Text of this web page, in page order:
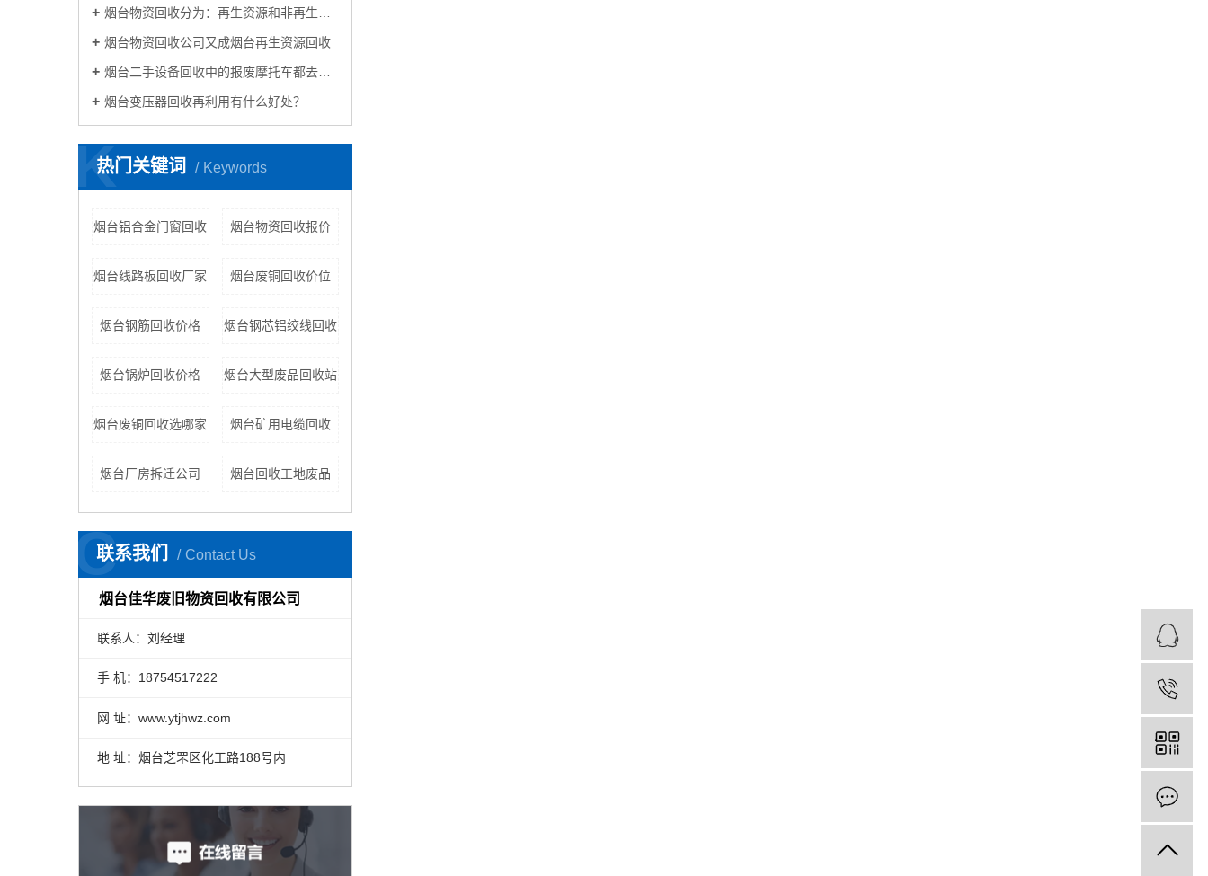
烟台物资回收分为：再生资源和非再生资源
烟台物资回收公司又成烟台再生资源回收
烟台二手设备回收中的报废摩托车都去哪里了？
烟台变压器回收再利用有什么好处？
热门关键词 Keywords
K
烟台铝合金门窗回收 烟台物资回收报价
烟台线路板回收厂家 烟台废铜回收价位
烟台钢筋回收价格 烟台钢芯铝绞线回收
烟台锅炉回收价格 烟台大型废品回收站
烟台废铜回收选哪家 烟台矿用电缆回收
烟台厂房拆迁公司 烟台回收工地废品
联系我们 Contact Us
C
烟台佳华废旧物资回收有限公司
联系人：刘经理
手 机：18754517222
网 址：www.ytjhwz.com
地 址：烟台芝罘区化工路188号内